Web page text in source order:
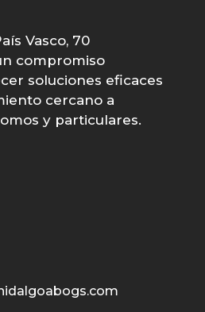
Vasco, 70
compromiso
soluciones eficaces
cercano a
y particulares.